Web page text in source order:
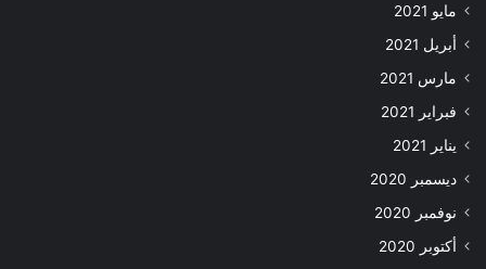
مايو 2021
أبريل 2021
مارس 2021
فبراير 2021
يناير 2021
ديسمبر 2020
نوفمبر 2020
أكتوبر 2020